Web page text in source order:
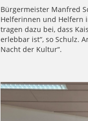
Bürgermeister Manfred
Helferinnen und Helfern
tragen dazu bei, dass
erlebbar ist“, so Schulz.
Nacht der Kultur“.